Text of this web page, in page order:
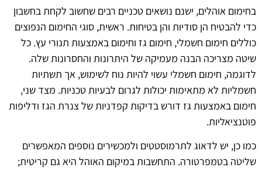
בחימום אוהלים, ישנם נושאים טכניים רבים שחשוב לקחת בחשבון
כדי להבטיח הן סודיות והן בטיחות. ראשית, סוגי החימום הנפוצים
כוללים חימום חשמלי, חימום גז וחימום באמצעות תנורי עץ. כל
שיטה מצריכה הבנה מעמיקה של היתרונות והחסרונות שלה.
לדוגמה, חימום חשמלי עשוי להיות נוח לשימוש, אך תשתיות
חשמליות לא מתאימות יכולות לגרום לבעיות טכניות. מצד שני,
חימום באמצעות גז דורש בדיקות קפדניות של צנרת הגז ודליפות
פוטנציאליות.
כמו כן, יש לדאוג לתרמוסטטים ולמכשירים נוספים המאפשרים
שליטה בטמפרטורה. התחשבות במיקום האוהל היא גם קריטית;